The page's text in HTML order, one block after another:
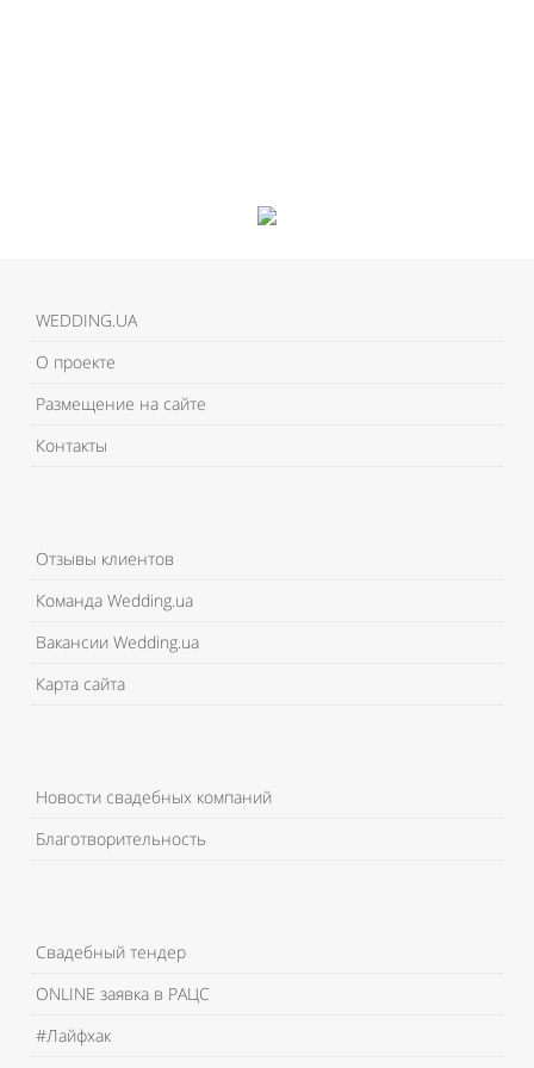
WEDDING.UA
О проекте
Размещение на сайте
Контакты
Отзывы клиентов
Команда Wedding.ua
Вакансии Wedding.ua
Карта сайта
Новости свадебных компаний
Благотворительность
Свадебный тендер
ONLINE заявка в РАЦС
#Лайфхак